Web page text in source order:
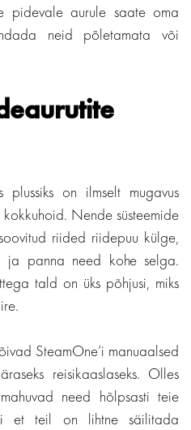
pidevale aurule saate oma
neid põletamata või
plussiks on ilmselt mugavus
Nende süsteemide
riided riidepuu külge,
ja panna need kohe selga.
tald on üks põhjusi, miks
SteamOne’i manuaalsed
reisikaaslaseks. Olles
need hõlpsasti teie
et teil on lihtne säilitada